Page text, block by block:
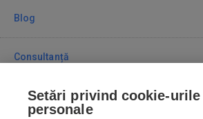
Blog
Consultanță
Cum cumpăr
Setări privind cookie-
personale